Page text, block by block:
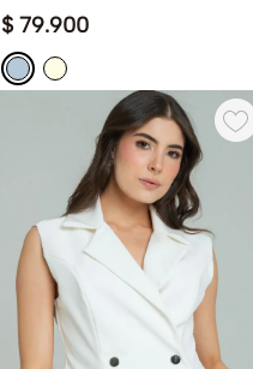
$ 79.900